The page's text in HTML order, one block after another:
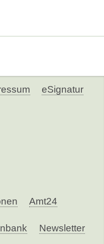
eSignatur
Amt24
Newsletter